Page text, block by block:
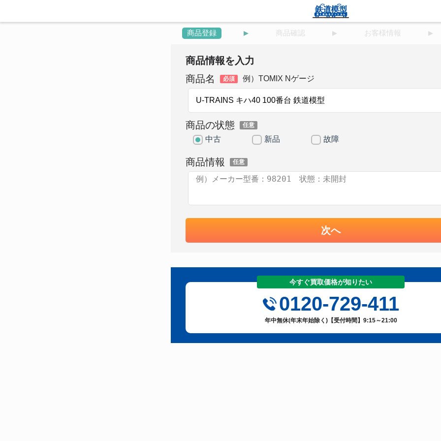
商品登録 商品確認 お客様情報
商品情報を入力
商品名
必須 例）TOMIX Nゲージ
商品の状態 任意
中古 新品 故障
商品情報 任意
次へ
今すぐ買取価格が知りたい
0120-729-411
年中無休(年末年始除く)【受付時間】9:15～21:00